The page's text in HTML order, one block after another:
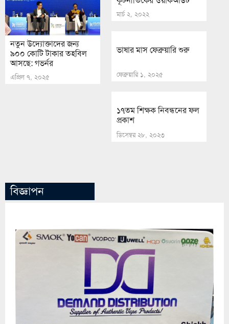
নতুন উদ্যোক্তাদের জন্য
৯০০ কোটি টাকার তহবিল
আসছে: গভর্নর
এপ্রিল ৭, ২০২৫
মার্চ ২, ২০২২
ভাষার মাস ফেব্রুয়ারি শুরু
ফেব্রুয়ারি ১, ২০২৫
১৭তম শিক্ষক নিবন্ধনের ফল
প্রকাশ
ডিসেম্বর ২৮, ২০২৩
বিজ্ঞাপন